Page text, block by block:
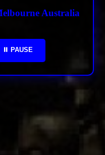
Australia
⏸ PAUSE